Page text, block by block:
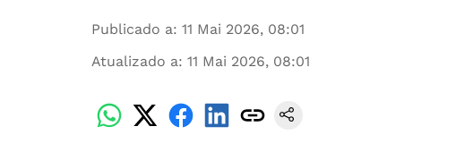
Publicado a: 11 Mai 2026, 08:01
Atualizado a: 11 Mai 2026, 08:01